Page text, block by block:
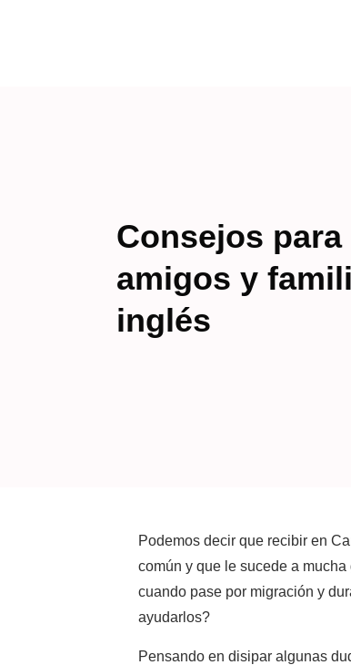
Consejos
amigos y
inglés
Podemos decir que recibir en
común y que le sucede a
cuando pase por migración y
ayudarlos?
Pensando en disipar algunas